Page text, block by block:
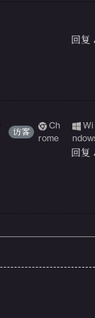
回复
访客
Ch
rome
Wi
回复